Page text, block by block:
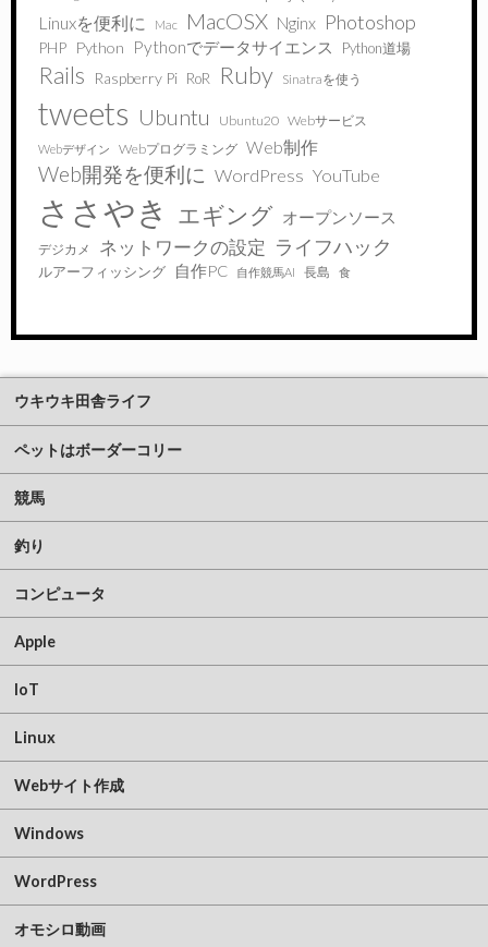
Linuxを便利に Mac MacOSX Nginx Photoshop
PHP Python Pythonでデータサイエンス Python道場
Rails Raspberry Pi RoR Ruby Sinatraを使う
tweets Ubuntu Ubuntu20 Webサービス
Webデザイン Webプログラミング Web制作
Web開発を便利に WordPress YouTube
ささやき エギング オープンソース
デジカメ ネットワークの設定 ライフハック
ルアーフィッシング 自作PC 自作競馬AI 長島 食
ウキウキ田舎ライフ
ペットはボーダーコリー
競馬
釣り
コンピュータ
Apple
IoT
Linux
Webサイト作成
Windows
WordPress
オモシロ動画